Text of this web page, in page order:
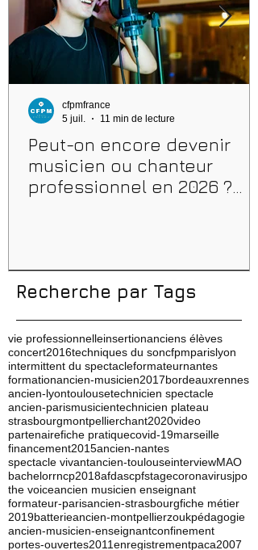
Peut-on encore devenir
musicien ou chanteur
professionnel en 2026 ?
cfpmfrance
5 juil.
11 min de lecture
Recherche par Tags
vie professionnelleinsertionanciens élèves
concert2016techniques du soncfpmparislyon
intermittent du spectacleformateurnantes
formationancien-musicien2017bordeauxrennes
ancien-lyontoulousetechnicien spectacle
ancien-parismusicientechnicien plateau
strasbourgmontpellierchant2020video
partenairefiche pratiquecovid-19marseille
financement2015ancien-nantes
spectacle vivantancien-toulouseinterviewMAO
bachelorrncp2018afdascpfstagecoronavirusjpo
the voiceancien musicien enseignant
formateur-parisancien-strasbourgfiche métier
2019batterieancien-montpellierzoukpédagogie
ancien-musicien-enseignantconfinement
portes-ouvertes2011enregistrementpaca2007